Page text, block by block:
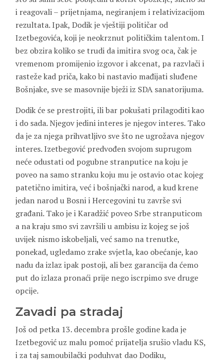
i reagovali – prijetnjama, negiranjem i relativizacijom
rezultata. Ipak, Dodik je vještiji političar od
Izetbegovića, koji je neokrznut političkim talentom. I
bez obzira koliko se trudi da imitira svog oca, čak je
vremenom promijenio izgovor i akcenat, pa razvlači i
rasteže kad priča, kako bi nastavio mađijati sluđene
Bošnjake, sve se masovnije bježi iz SDA sanatorijuma.
Dodik će se prestrojiti, ili bar pokušati prilagoditi kao
i do sada. Njegov jedini interes je njegov interes. Tako
da je za njega prihvatljivo sve što ne ugrožava njegov
interes. Izetbegović predvođen svojom suprugom
neće odustati od pogubne stranputice na koju je
poveo na samo stranku koju mu je ostavio otac kojeg
patetično imitira, već i bošnjački narod, a kud krene
jedan narod u Bosni i Hercegovini tu završe svi
građani. Tako je i Karadžić poveo Srbe stranputicom
a na kraju smo svi završili u ambisu iz kojeg se još
uvijek nismo iskobeljali, već samo na trenutke,
ponekad, ugledamo zrake svjetla, kao obećanje, kao
nadu da izlaz ipak postoji, ali bez garancija da ćemo
put do izlaza pronaći prije nego iscrpimo sve druge
opcije.
Zavadi pa stradaj
Još od petka 13. decembra prošle godine kada je
Izetbegović uz malu pomoć prijatelja srušio vladu KS,
i za taj samoubilački poduhvat dao Dodiku,